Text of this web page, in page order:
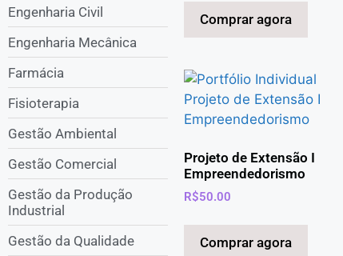
Engenharia Civil
Engenharia Mecânica
Farmácia
Fisioterapia
Gestão Ambiental
Gestão Comercial
Gestão da Produção
Industrial
Gestão da Qualidade
Comprar agora
Projeto de Extensão I
Empreendedorismo
R$50.00
Comprar agora